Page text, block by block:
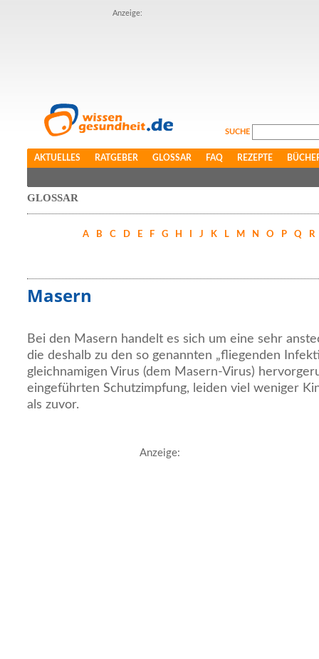
Anzeige:
SUCHE
AKTUELLES RATGEBER GLOSSAR FAQ REZEPTE
GLOSSAR
A B C D E F G H J K L M N O P Q R
Masern
Bei den Masern handelt es sich um eine sehr
die deshalb zu den so genannten „fliegenden
gleichnamigen Virus (dem Masern-Virus)
eingeführten Schutzimpfung, leiden viel weniger
als zuvor.
Anzeige: